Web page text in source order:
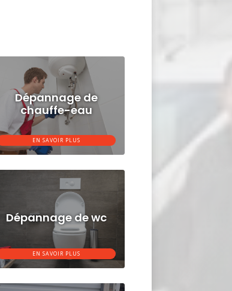
Dépannage de
chauffe-eau
EN SAVOIR PLUS
Dépannage de wc
EN SAVOIR PLUS